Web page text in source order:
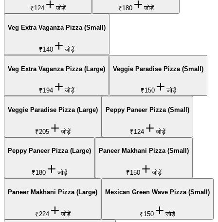
₹124 जोड़ें ₹180 जोड़ें
Veg Extra Vaganza Pizza (Small)
₹140 जोड़ें
Veg Extra Vaganza Pizza (Large)
₹194 जोड़ें
Veggie Paradise Pizza (Small)
₹150 जोड़ें
Veggie Paradise Pizza (Large)
₹205 जोड़ें
Peppy Paneer Pizza (Small)
₹124 जोड़ें
Peppy Paneer Pizza (Large)
₹180 जोड़ें
Paneer Makhani Pizza (Small)
₹150 जोड़ें
Paneer Makhani Pizza (Large)
₹224 जोड़ें
Mexican Green Wave Pizza (Small)
₹150 जोड़ें